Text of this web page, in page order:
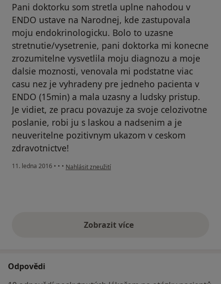
Pani doktorku som stretla uplne nahodou v
ENDO ustave na Narodnej, kde zastupovala
moju endokrinologicku. Bolo to uzasne
stretnutie/vysetrenie, pani doktorka mi konecne
zrozumitelne vysvetlila moju diagnozu a moje
dalsie moznosti, venovala mi podstatne viac
casu nez je vyhradeny pre jedneho pacienta v
ENDO (15min) a mala uzasny a ludsky pristup.
Je vidiet, ze pracu povazuje za svoje celozivotne
poslanie, robi ju s laskou a nadsenim a je
neuveritelne pozitivnym ukazom v ceskom
zdravotnictve!
11. ledna 2016 • • • podle názoru uživatele Váš účet byl odstraněn
Nahlásit zneužití
Zobrazit vícevýše uvedené názory
Odpovědi